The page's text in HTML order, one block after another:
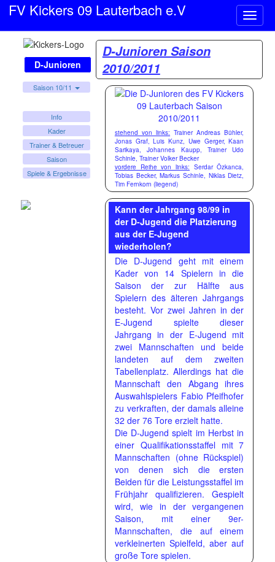
ein-/
FV Kickers 09 Lauterbach e.V
D-Junioren
Saison 10/11
Info
Kader
Trainer & Betreuer
Saison
Spiele & Ergebnisse
D-Junioren Saison
2010/2011
stehend von links: Trainer Andreas Bühler,
Jonas Graf, Luis Kunz, Uwe Gerger, Kaan
Sarikaya, Johannes Kaupp, Trainer Udo
Schinle, Trainer Volker Becker
vordere Reihe von links: Serdar Özkanca,
Tobias Becker, Markus Schinle, Niklas Dietz,
Tim Fernkorn (liegend)
Kann der Jahrgang 98/99 in
der D-Jugend die Platzierung
aus der E-Jugend
wiederholen?
Die D-Jugend geht mit einem
Kader von 14 Spielern in die
Saison der zur Hälfte aus
Spielern des älteren Jahrgangs
besteht. Vor zwei Jahren in der
E-Jugend spielte dieser
Jahrgang in der E-Jugend mit
zwei Mannschaften und beide
landeten auf dem zweiten
Tabellenplatz. Allerdings hat die
Mannschaft den Abgang ihres
Auswahlspielers Fabio Pfeifhofer
zu verkraften, der damals alleine
32 der 76 Tore erzielt hatte.
Die D-Jugend spielt im Herbst in
einer Qualifikationsstaffel mit 7
Mannschaften (ohne Rückspiel)
von denen sich die ersten
Beiden für die Leistungsstaffel im
Frühjahr qualifizieren. Gespielt
wird, wie in der vergangenen
Saison, mit einer 9er-
Mannschaften, die auf einem
verkleinerten Spielfeld, aber auf
große Tore spielen.